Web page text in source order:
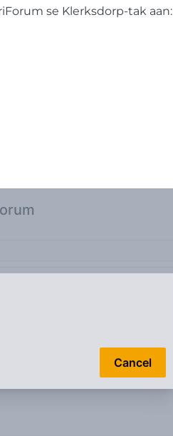
se Klerksdorp-tak aan: